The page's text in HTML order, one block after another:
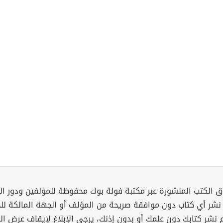
الكتب المنشورة عبر مكتبة فولة بوك محفوظة للمؤلفين ودور
نشر أي كتاب دون موافقة صريحة من المؤلف أو الجهة المالكة
نشر كتابك دون علمك أو بدون إذنك، يرجى الإبلاغ لإيقاف عرض